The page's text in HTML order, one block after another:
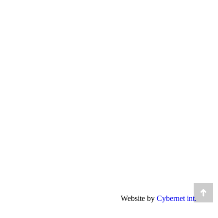
Website by Cybernet int.
Go
to